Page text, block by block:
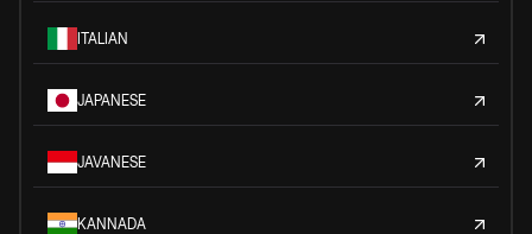
ITALIAN
JAPANESE
JAVANESE
KANNADA